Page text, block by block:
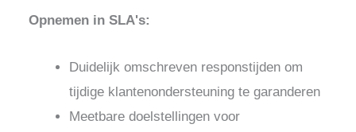
Opnemen in SLA's:
Duidelijk omschreven responstijden om
tijdige klantenondersteuning te garanderen
Meetbare doelstellingen voor